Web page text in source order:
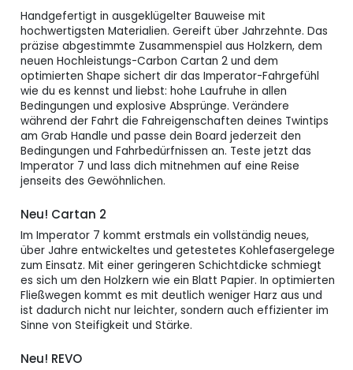
41
IMPERATOR 7 137 x
42
Verfügbar 1.439,00 CHF
IMPERATOR 7 139 x
42.5
Lieferzeit bitte
Anfragen.
1.439,00 CHF
IMPERATOR 7 141 x
43
Verfügbar 1.439,00 CHF
IMPERATOR 7 LW
152 x 48
Verfügbar 1.439,00 CHF
Handgefertigt in ausgeklügelter Bauweise mit
hochwertigsten Materialien. Gereift über Jahrzehnte. Das
präzise abgestimmte Zusammenspiel aus Holzkern, dem
neuen Hochleistungs-Carbon Cartan 2 und dem
optimierten Shape sichert dir das Imperator-Fahrgefühl
wie du es kennst und liebst: hohe Laufruhe in allen
Bedingungen und explosive Absprünge. Verändere
während der Fahrt die Fahreigenschaften deines Twintips
am Grab Handle und passe dein Board jederzeit den
Bedingungen und Fahrbedürfnissen an. Teste jetzt das
Imperator 7 und lass dich mitnehmen auf eine Reise
jenseits des Gewöhnlichen.
Neu! Cartan 2
Im Imperator 7 kommt erstmals ein vollständig neues,
über Jahre entwickeltes und getestetes Kohlefasergelege
zum Einsatz. Mit einer geringeren Schichtdicke schmiegt
es sich um den Holzkern wie ein Blatt Papier. In optimierten
Fließwegen kommt es mit deutlich weniger Harz aus und
ist dadurch nicht nur leichter, sondern auch effizienter im
Sinne von Steifigkeit und Stärke.
Neu! REVO